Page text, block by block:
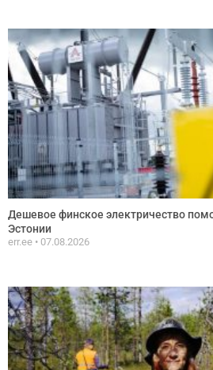
Дешевое финское электричество
Эстонии
err.ee 07.08.2026